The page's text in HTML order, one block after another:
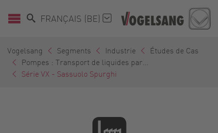
FRANÇAIS (BE)
Vogelsang Segments Industrie
Études de Cas
Pompes : Transport de liquides par...
Série VX - Sassuolo Spurghi